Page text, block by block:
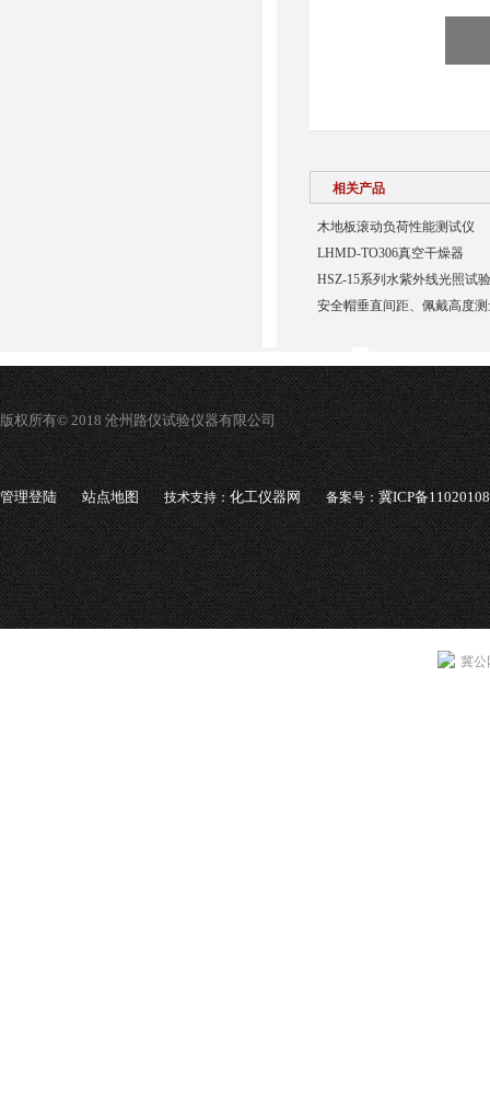
相关产品
木地板滚动负荷性能测试仪
LHMD-TO306真空干燥器
HSZ-15系列水紫外线光照试
安全帽垂直间距、佩戴高度
版权所有© 2018 沧州路仪试验仪器有限公司
管理登陆 站点地图 技术支持：化工仪器网 备案号：冀ICP备
冀公